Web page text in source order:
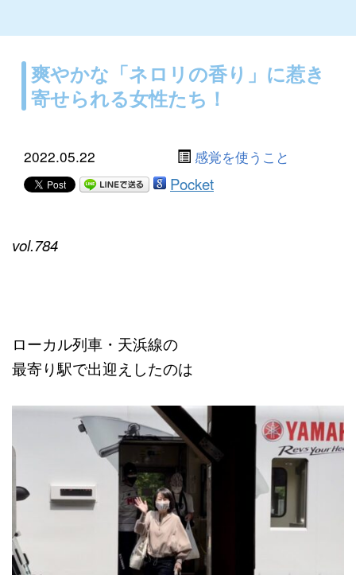
爽やかな「ネロリの香り」に惹き
寄せられる女性たち！
2022.05.22 感覚を使うこと
Pocket
vol.784
ローカル列車・天浜線の
最寄り駅で出迎えしたのは